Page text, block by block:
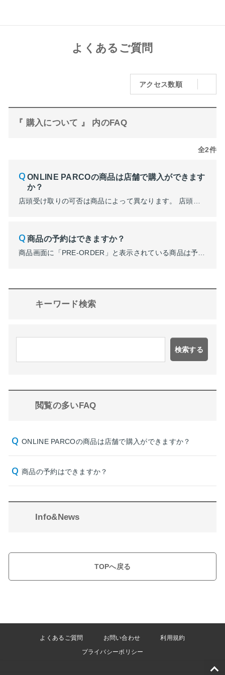
よくあるご質問
アクセス数順
『 購入について 』 内のFAQ
全2件
ONLINE PARCOの商品は店舗で購入ができます
か？
商品の予約はできますか？
キーワード検索
検索する
閲覧の多いFAQ
ONLINE PARCOの商品は店舗で購入ができますか？
商品の予約はできますか？
Info&News
TOPへ戻る
よくあるご質問 お問い合わせ
利用規約
プライバシーポリシー